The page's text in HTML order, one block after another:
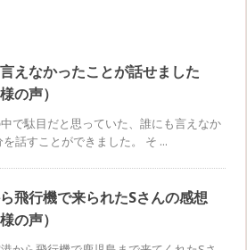
えなかったことが話せました
の声）
で駄目だと思っていた、誰にも言えなか
を話すことができました。 そ ...
飛行機で来られたSさんの感想
の声）